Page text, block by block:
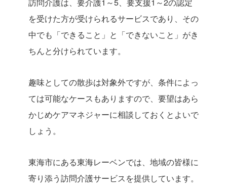
を受けた方が受けられるサービスであり、その
中でも「できること」と「できないこと」がき
ちんと分けられています。
趣味としての散歩は対象外ですが、条件によっ
ては可能なケースもありますので、要望はあら
かじめケアマネジャーに相談しておくとよいで
しょう。
東海市にある東海レーベンでは、地域の皆様に
寄り添う訪問介護サービスを提供しています。